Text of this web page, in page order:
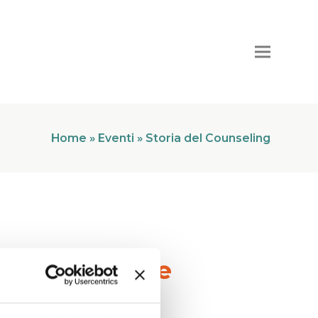
Home » Eventi » Storia del Counseling
a Padova e